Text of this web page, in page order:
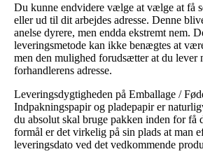
Du kunne endvidere vælge at vælge at få
eller ud til dit arbejdes adresse. Denne
anelse dyrere, men endda ekstremt nem.
leveringsmetode kan ikke benægtes at
men den mulighed forudsætter at du lever
forhandlerens adresse.
Leveringsdygtigheden på Emballage /
Indpakningspapir og pladepapir er
du absolut skal bruge pakken inden for få
formål er det virkelig på sin plads at man
leveringsdato ved det vedkommende